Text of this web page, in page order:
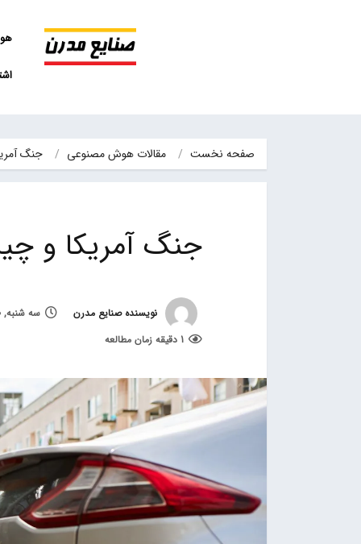
صفحه نخست مقالات هوش مصنوعی جنگ
جنگ آمریکا و
نویسنده صنایع مدرن سه شنبه, 20 مهر 1400, ساعت 10:47
1 دقیقه زمان مطالعه